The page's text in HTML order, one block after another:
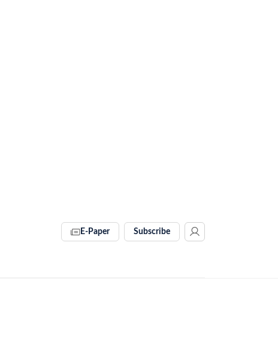
E-Paper Subscribe